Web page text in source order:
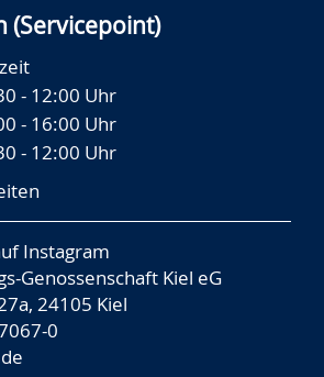
(Servicepoint)
- 12:00 Uhr
- 16:00 Uhr
- 12:00 Uhr
Instagram
Genossenschaft Kiel eG
24105 Kiel
0